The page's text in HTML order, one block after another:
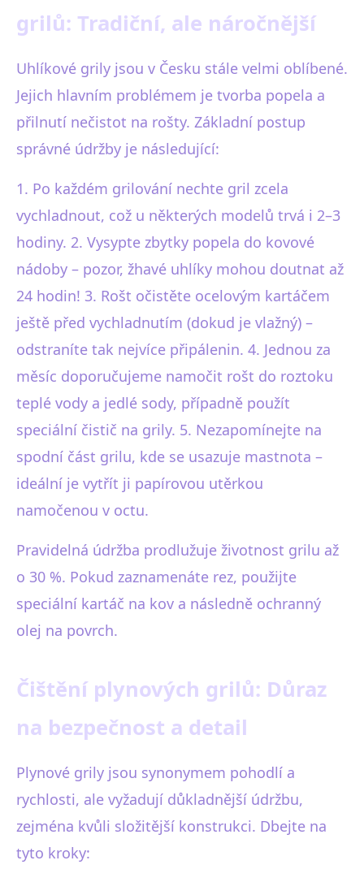
grilů: Tradiční, ale náročnější
Uhlíkové grily jsou v Česku stále velmi oblíbené.
Jejich hlavním problémem je tvorba popela a
přilnutí nečistot na rošty. Základní postup
správné údržby je následující:
1. Po každém grilování nechte gril zcela
vychladnout, což u některých modelů trvá i 2–3
hodiny. 2. Vysypte zbytky popela do kovové
nádoby – pozor, žhavé uhlíky mohou doutnat až
24 hodin! 3. Rošt očistěte ocelovým kartáčem
ještě před vychladnutím (dokud je vlažný) –
odstraníte tak nejvíce připálenin. 4. Jednou za
měsíc doporučujeme namočit rošt do roztoku
teplé vody a jedlé sody, případně použít
speciální čistič na grily. 5. Nezapomínejte na
spodní část grilu, kde se usazuje mastnota –
ideální je vytřít ji papírovou utěrkou
namočenou v octu.
Pravidelná údržba prodlužuje životnost grilu až
o 30 %. Pokud zaznamenáte rez, použijte
speciální kartáč na kov a následně ochranný
olej na povrch.
Čištění plynových grilů: Důraz
na bezpečnost a detail
Plynové grily jsou synonymem pohodlí a
rychlosti, ale vyžadují důkladnější údržbu,
zejména kvůli složitější konstrukci. Dbejte na
tyto kroky: